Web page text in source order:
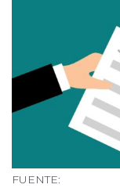
FUENTE: